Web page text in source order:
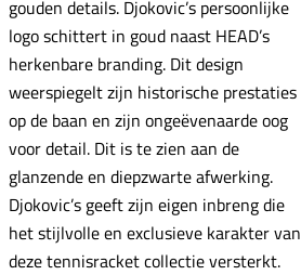
gouden details. Djokovic’s persoonlijke
logo schittert in goud naast HEAD’s
herkenbare branding. Dit design
weerspiegelt zijn historische prestaties
op de baan en zijn ongeëvenaarde oog
voor detail. Dit is te zien aan de
glanzende en diepzwarte afwerking.
Djokovic’s geeft zijn eigen inbreng die
het stijlvolle en exclusieve karakter van
deze tennisracket collectie versterkt.